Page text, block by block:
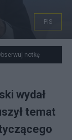
podczas
i
PIS
notkę
wydał
temat